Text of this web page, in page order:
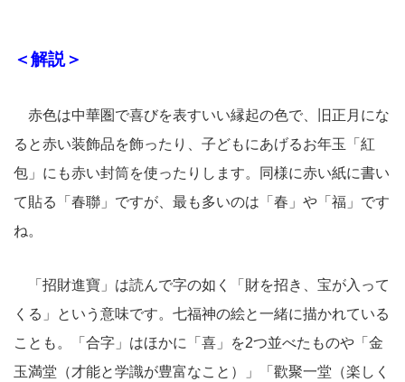
＜解説＞
赤色は中華圏で喜びを表すいい縁起の色で、旧正月にな
ると赤い装飾品を飾ったり、子どもにあげるお年玉「紅
包」にも赤い封筒を使ったりします。同様に赤い紙に書い
て貼る「春聯」ですが、最も多いのは「春」や「福」です
ね。
「招財進寶」は読んで字の如く「財を招き、宝が入って
くる」という意味です。七福神の絵と一緒に描かれている
ことも。「合字」はほかに「喜」を2つ並べたものや「金
玉満堂（才能と学識が豊富なこと）」「歡聚一堂（楽しく